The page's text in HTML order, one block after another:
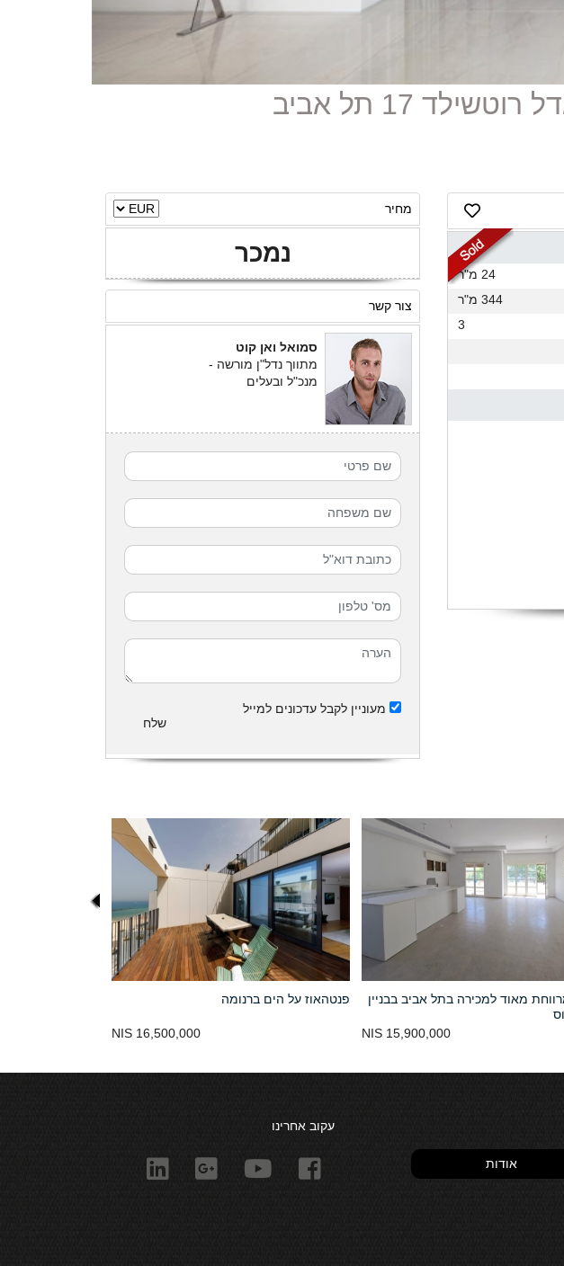
24 מ"ר
344 מ"ר
3
מחיר
נמכר
צור קשר
סמואל ואן קוט
מתווך נדל"ן מורשה -
מנכ"ל ובעלים
מעוניין לקבל עדכונים למייל
שלח
פנטהאוז על הים ברנומה
16,500,000 NIS
מאוד למכירה בתל אביב בבניין
15,900,000 NIS
אודות
עקוב אחרינו